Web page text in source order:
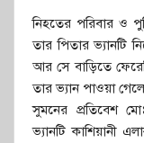
নিহতের পরিবার ও
তার পিতার ভ্যানটি
আর সে বাড়িতে
তার ভ্যান পাওয়া
সুমনের প্রতিবেশ
ভ্যানটি কাশিয়ানী